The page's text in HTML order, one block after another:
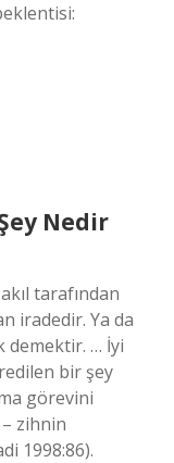
Nedir
tarafından
iradedir. Ya da
demektir. … İyi
bir şey
görevini
zihnin
1998:86).